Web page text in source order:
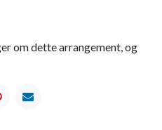
om dette arrangement, og